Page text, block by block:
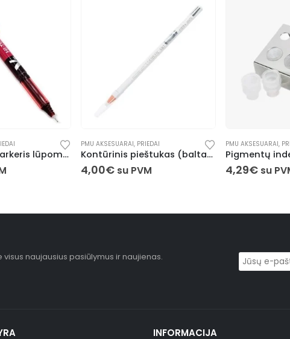
Medicininis markeris lūpoms (raudonas)
PMU AKSESUARAI, PRIEDAI
Kontūrinis pieštukas (baltas)
4,00€ su PVM
PMU AKSESUARAI,
4,29€ su
visus naujausius pasiūlymus ir naujienas.
INFORMACIJA